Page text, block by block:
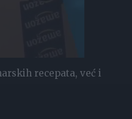
recepata, već i